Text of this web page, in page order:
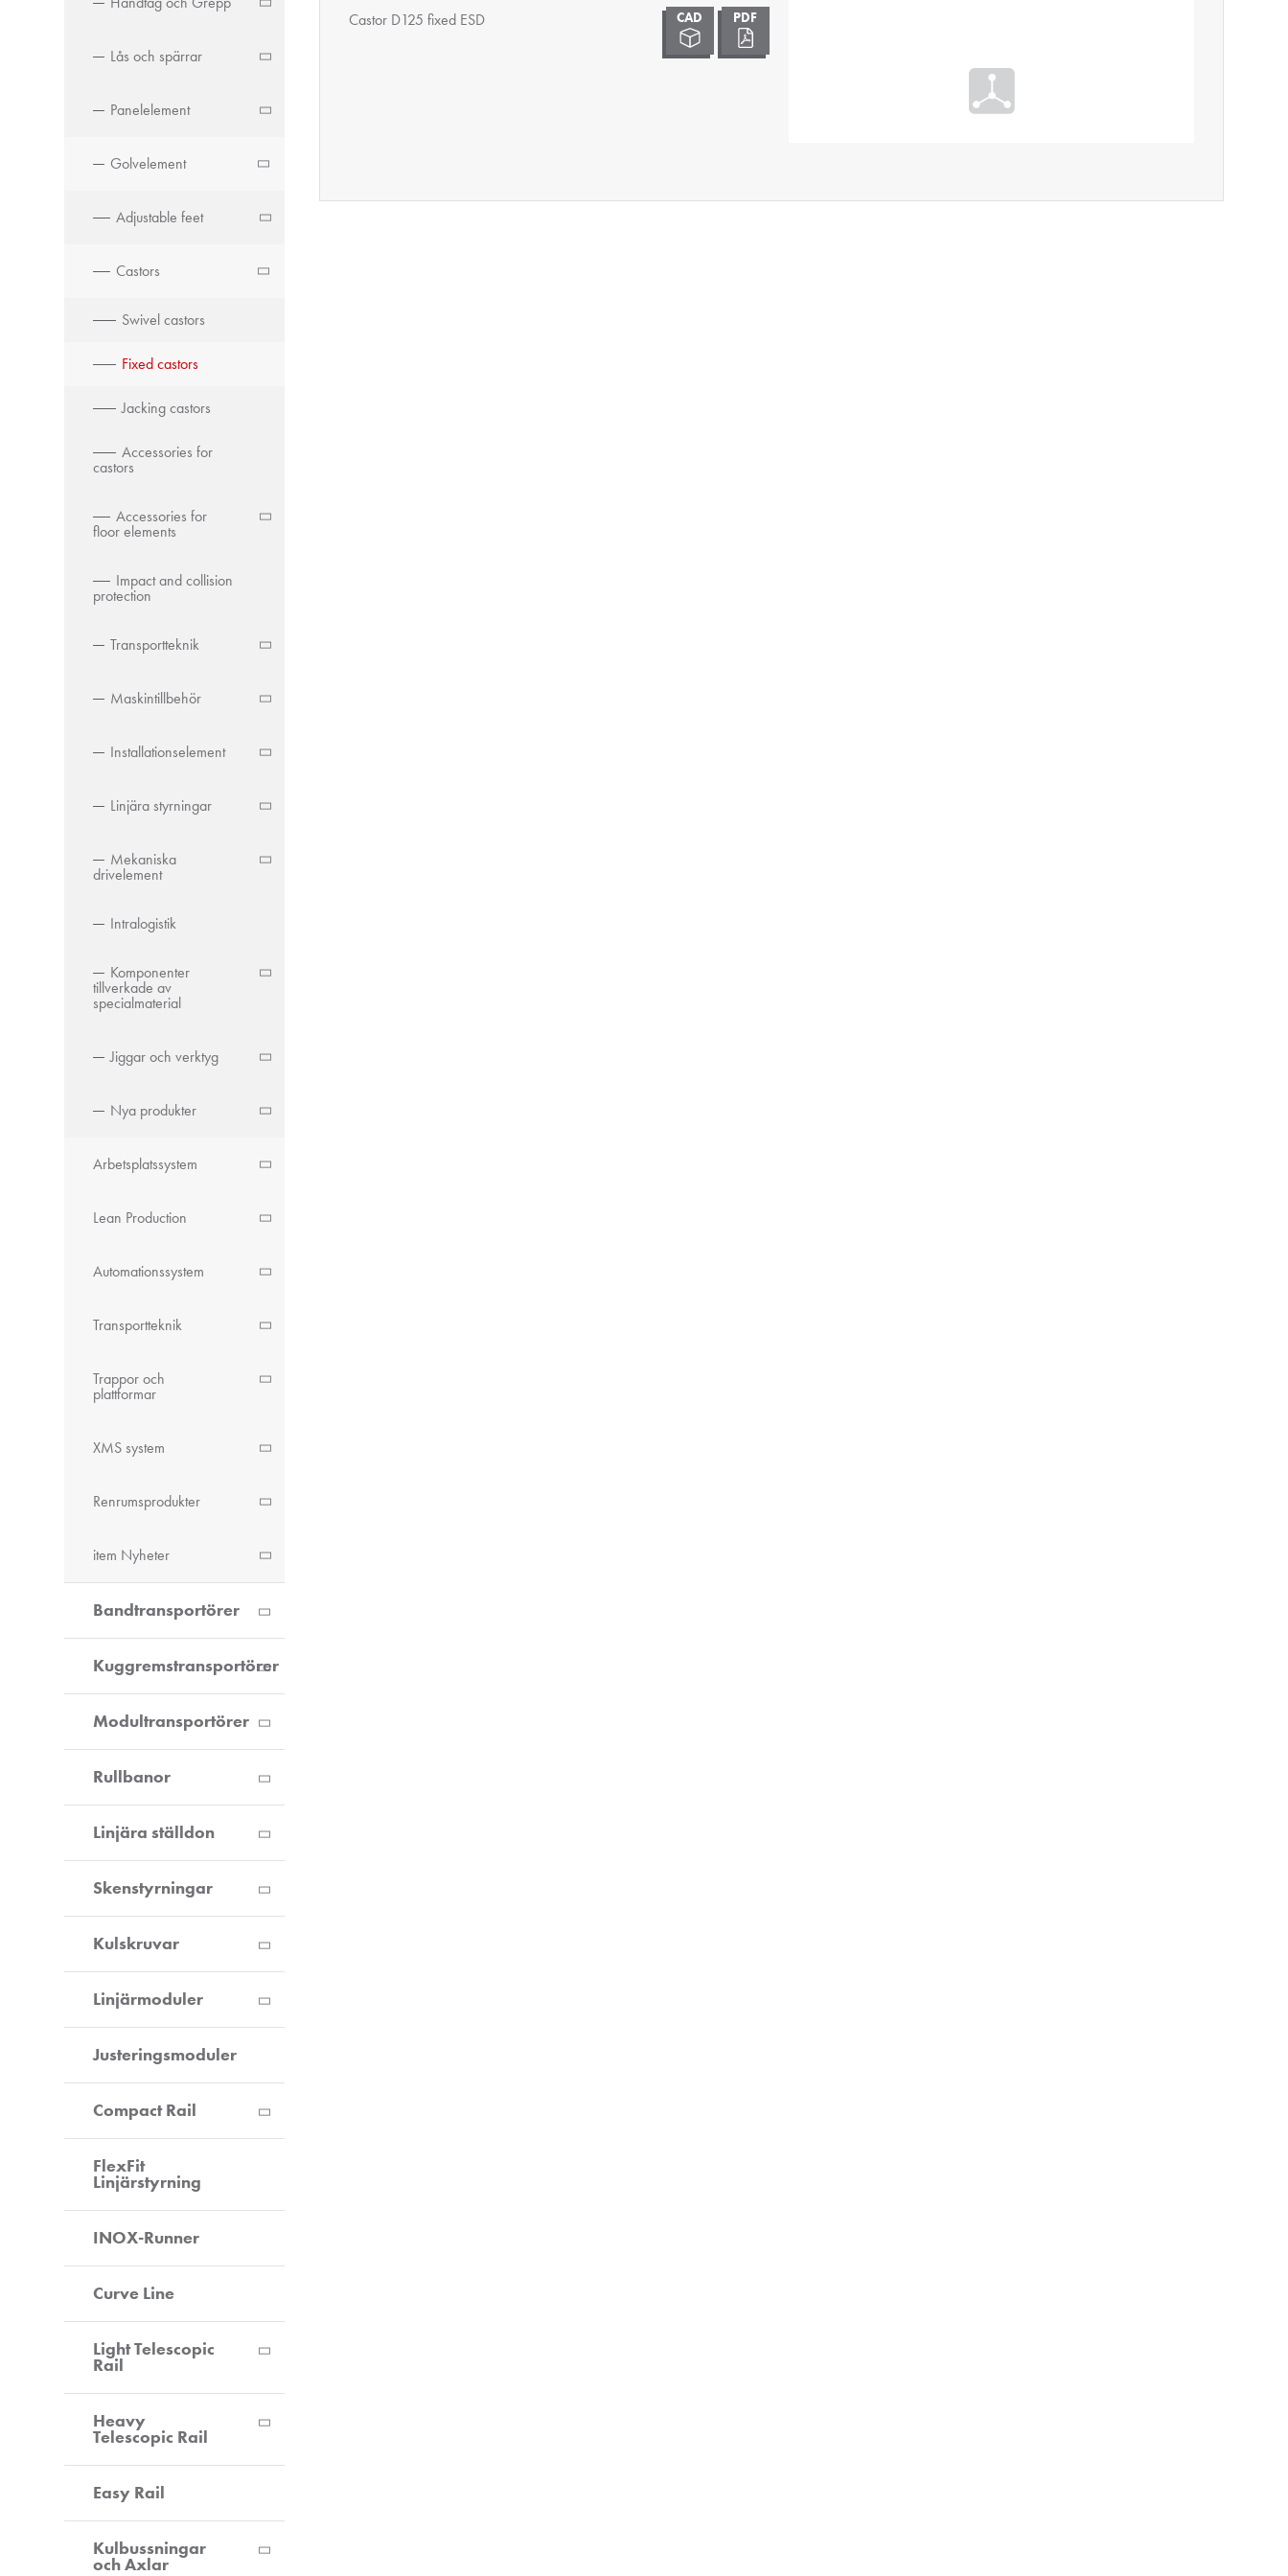
Lås och spärrar
Panelelement
Golvelement
Adjustable feet
Castors
Swivel castors
Fixed castors
Jacking castors
Accessories for
castors
Accessories for
floor elements
Impact and collision
protection
Transportteknik
Maskintillbehör
Installationselement
Linjära styrningar
Mekaniska
drivelement
Intralogistik
Komponenter
tillverkade av
specialmaterial
Jiggar och verktyg
Nya produkter
Arbetsplatssystem
Lean Production
Automationssystem
Transportteknik
Trappor och
plattformar
XMS system
Renrumsprodukter
item Nyheter
Bandtransportörer
Kuggremstransportörer
Modultransportörer
Rullbanor
Linjära ställdon
Skenstyrningar
Kulskruvar
Linjärmoduler
Justeringsmoduler
Compact Rail
FlexFit
Linjärstyrning
INOX-Runner
Curve Line
Light Telescopic
Rail
Heavy
Telescopic Rail
Easy Rail
Kulbussningar
och Axlar
Castor D125 fixed ESD